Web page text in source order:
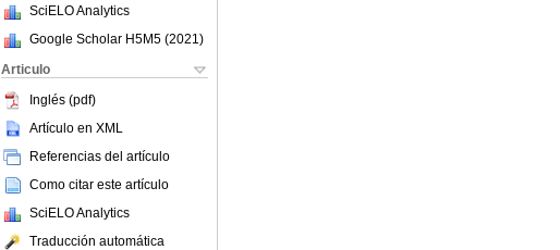
SciELO Analytics
Google Scholar H5M5 (2021 )
Articulo
Inglés (pdf)
Artículo en XML
Referencias del artículo
Como citar este artículo
SciELO Analytics
Traducción automática